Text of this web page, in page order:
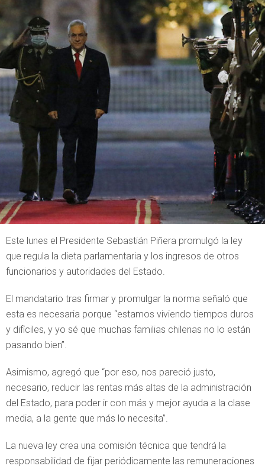
Este lunes el Presidente Sebastián Piñera promulgó la ley
que regula la dieta parlamentaria y los ingresos de otros
funcionarios y autoridades del Estado.
El mandatario tras firmar y promulgar la norma señaló que
esta es necesaria porque “estamos viviendo tiempos duros
y difíciles, y yo sé que muchas familias chilenas no lo están
pasando bien”.
Asimismo, agregó que “por eso, nos pareció justo,
necesario, reducir las rentas más altas de la administración
del Estado, para poder ir con más y mejor ayuda a la clase
media, a la gente que más lo necesita”.
La nueva ley crea una comisión técnica que tendrá la
responsabilidad de fijar periódicamente las remuneraciones